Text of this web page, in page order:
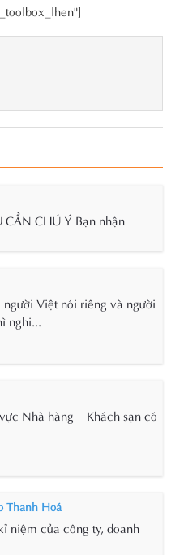
CHÚ Ý Bạn nhận
Việt nói riêng và người
nghi...
Nhà hàng – Khách sạn có
Thanh Hoá
niệm của công ty, doanh